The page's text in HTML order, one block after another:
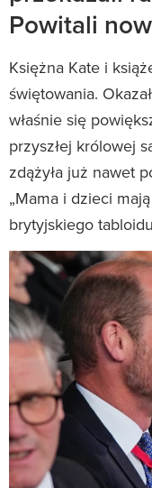
Powitali
Księżna Kate i
świętowania.
właśnie się
przyszłej królowej
zdążyła już nawet
„Mama i dzieci
brytyjskiego